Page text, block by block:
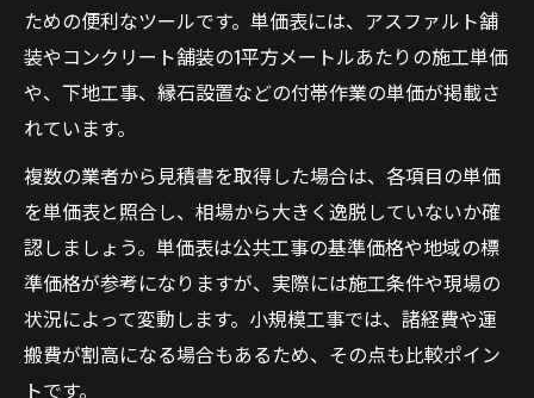
ための便利なツールです。単価表には、アスファルト舗
装やコンクリート舗装の1平方メートルあたりの施工単価
や、下地工事、縁石設置などの付帯作業の単価が掲載さ
れています。
複数の業者から見積書を取得した場合は、各項目の単価
を単価表と照合し、相場から大きく逸脱していないか確
認しましょう。単価表は公共工事の基準価格や地域の標
準価格が参考になりますが、実際には施工条件や現場の
状況によって変動します。小規模工事では、諸経費や運
搬費が割高になる場合もあるため、その点も比較ポイン
トです。